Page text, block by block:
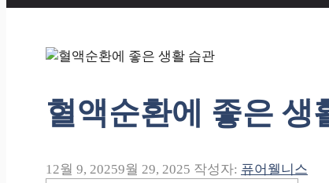
혈액순환에 좋은 생
12월 9, 20259월 29, 2025 작성자: 퓨어웰니스